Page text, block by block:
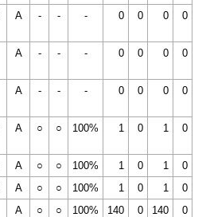
A - - - 0 0 0 0
A - - - 0 0 0 0
A - - - 0 0 0 0
A ○ ○ 100% 1 0 1 0
A ○ ○ 100% 1 0 1
0
A ○ ○ 100% 1 0 1 0
A ○ ○ 100% 140 0 140 0